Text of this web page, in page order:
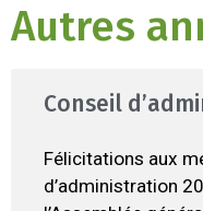
Autres
Conseil
Félicitations aux
d’administration